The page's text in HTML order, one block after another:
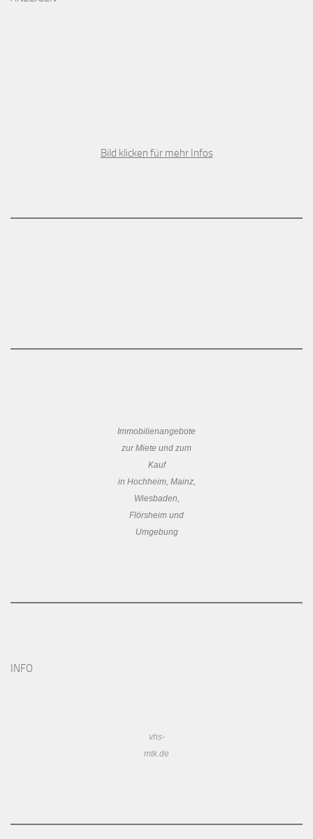
Bild klicken für mehr Infos
Immobilienangebote
zur Miete und zum
Kauf
in Hochheim, Mainz,
Wiesbaden,
Flörsheim und
Umgebung
INFO
vhs-
mtk.de